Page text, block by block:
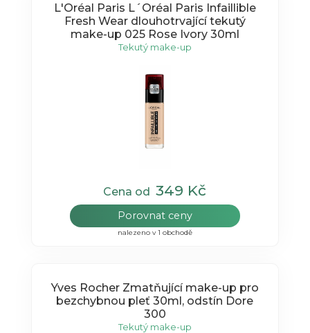
L'Oréal Paris L´Oréal Paris Infaillible
Fresh Wear dlouhotrvající tekutý
make-up 025 Rose Ivory 30ml
Tekutý make-up
Cena od349 Kč
Porovnat ceny
nalezeno v 1 obchodě
Yves Rocher Zmatňující make-up pro
bezchybnou pleť 30ml, odstín Dore
300
Tekutý make-up